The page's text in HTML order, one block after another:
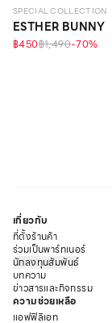
SPECIAL COLLECTION
ESTHER BUNNY
฿450฿1,490-70%
เกี่ยวกับ
ที่ตั้งร้านค้า
ร่วมเป็นพาร์ทเนอร์
นักลงทุนสัมพันธ์
บทความ
ข่าวสารและกิจกรรม
ความช่วยเหลือ
แอฟฟิลิเอท